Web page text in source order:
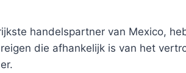
handelspartner van Mexico,
die afhankelijk is van het